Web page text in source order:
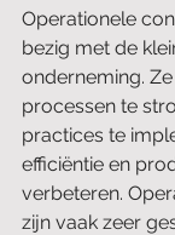
Operationele
bezig met de
onderneming.
processen te
practices te
efficiëntie en
verbeteren.
zijn vaak zeer